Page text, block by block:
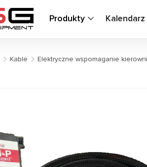
Produkty
Kable Elektryczne wspomaganie